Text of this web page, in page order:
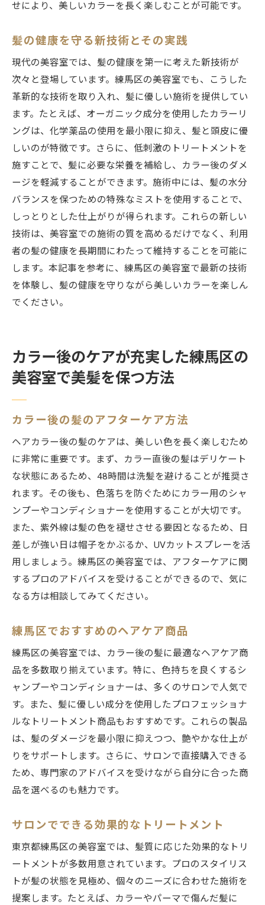
せにより、美しいカラーを長く楽しむことが可能です。
髪の健康を守る新技術とその実践
現代の美容室では、髪の健康を第一に考えた新技術が
次々と登場しています。練馬区の美容室でも、こうした
革新的な技術を取り入れ、髪に優しい施術を提供してい
ます。たとえば、オーガニック成分を使用したカラーリ
ングは、化学薬品の使用を最小限に抑え、髪と頭皮に優
しいのが特徴です。さらに、低刺激のトリートメントを
施すことで、髪に必要な栄養を補給し、カラー後のダメ
ージを軽減することができます。施術中には、髪の水分
バランスを保つための特殊なミストを使用することで、
しっとりとした仕上がりが得られます。これらの新しい
技術は、美容室での施術の質を高めるだけでなく、利用
者の髪の健康を長期間にわたって維持することを可能に
します。本記事を参考に、練馬区の美容室で最新の技術
を体験し、髪の健康を守りながら美しいカラーを楽しん
でください。
カラー後のケアが充実した練馬区の
美容室で美髪を保つ方法
カラー後の髪のアフターケア方法
ヘアカラー後の髪のケアは、美しい色を長く楽しむため
に非常に重要です。まず、カラー直後の髪はデリケート
な状態にあるため、48時間は洗髪を避けることが推奨さ
れます。その後も、色落ちを防ぐためにカラー用のシャ
ンプーやコンディショナーを使用することが大切です。
また、紫外線は髪の色を褪せさせる要因となるため、日
差しが強い日は帽子をかぶるか、UVカットスプレーを活
用しましょう。練馬区の美容室では、アフターケアに関
するプロのアドバイスを受けることができるので、気に
なる方は相談してみてください。
練馬区でおすすめのヘアケア商品
練馬区の美容室では、カラー後の髪に最適なヘアケア商
品を多数取り揃えています。特に、色持ちを良くするシ
ャンプーやコンディショナーは、多くのサロンで人気で
す。また、髪に優しい成分を使用したプロフェッショナ
ルなトリートメント商品もおすすめです。これらの製品
は、髪のダメージを最小限に抑えつつ、艶やかな仕上が
りをサポートします。さらに、サロンで直接購入できる
ため、専門家のアドバイスを受けながら自分に合った商
品を選べるのも魅力です。
サロンでできる効果的なトリートメント
東京都練馬区の美容室では、髪質に応じた効果的なトリ
ートメントが多数用意されています。プロのスタイリス
トが髪の状態を見極め、個々のニーズに合わせた施術を
提案します。たとえば、カラーやパーマで傷んだ髪に